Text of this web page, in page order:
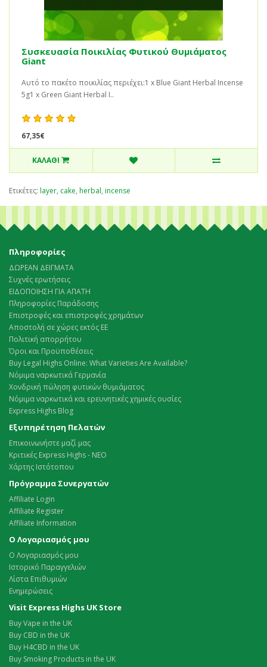
Συσκευασία Ποικιλίας Φυτικού Θυμιάματος
Giant
Αυτό το πακέτο ποικιλίας περιέχει:1 x Blue Giant Herbal Incense
5g1 x Green Giant Herbal I..
67,35€
ΚΑΛΆΘΙ
Ετικέτες: layer, cake, herbal, incense
Πληροφορίες
ΔΩΡΕΑΝ ΔΕΙΓΜΑΤΑ
Συχνές ερωτήσεις
ΕΙΔΟΠΟΙΗΣΗ ΓΙΑ ΑΠΑΤΗ
Πληροφορίες Παράδοσης
Επιστροφές και επιστροφές χρημάτων
Αποστολή σε χώρες εκτός ΕΕ
Πολιτική απορρήτου
Όροι και Προϋποθέσεις
Buy Legal Highs Online: What Varieties Are Available?
Νόμιμα ναρκωτικά Γερμανία
Χονδρική πώληση φυτικών θυμιάματος
Νόμιμα ναρκωτικά και ερευνητικές χημικές ουσίες
Express Highs Blog
Εξυπηρέτηση Πελατών
Επικοινωνήστε μαζί μας
Κριτικές Express Highs - ΝΕΟ
Χάρτης Ιστότοπου
Πρόγραμμα Συνεργατών
Affiliate Login
Affiliate Register
Affiliate Information
Ο Λογαριασμός μου
Ο Λογαριασμός μου
Ιστορικό Παραγγελιών
Λίστα Επιθυμιών
Ενημερώσεις
Visit Express Highs UK Store
Buy Vape in the UK
Buy CBD in the UK
Buy H4CBD in the UK
Buy Smoking Products in the UK